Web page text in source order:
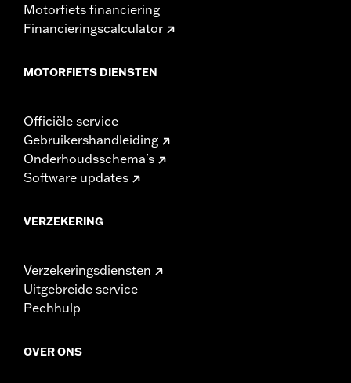
Motorfiets financiering
Financieringscalculator
MOTORFIETS DIENSTEN
Officiële service
Gebruikershandleiding
Onderhoudsschema's
Software updates
VERZEKERING
Verzekeringsdiensten
Uitgebreide service
Pechhulp
OVER ONS